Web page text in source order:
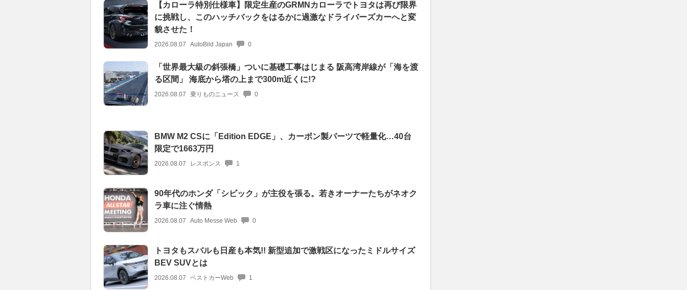
【カローラ特別仕様車】限定生産のGRMNカローラでトヨタは再び限界
に挑戦し、このハッチバックをはるかに過激なドライバーズカーへと変
貌させた！
2026.08.07 AutoBild Japan 0
「世界最大級の斜張橋」ついに基礎工事はじまる 阪高湾岸線が「海を渡
る区間」 海底から塔の上まで300m近くに!?
2026.08.07 乗りものニュース 0
BMW M2 CSに「Edition EDGE」、カーボン製パーツで軽量化…40台
限定で1663万円
2026.08.07 レスポンス 1
90年代のホンダ「シビック」が主役を張る。若きオーナーたちがネオク
ラ車に注ぐ情熱
2026.08.07 Auto Messe Web 0
トヨタもスバルも日産も本気!! 新型追加で激戦区になったミドルサイズ
BEV SUVとは
2026.08.07 ベストカーWeb 1